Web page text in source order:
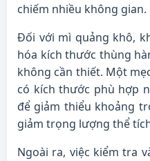
chiếm nhiều không gian.
Đối với mì quảng khô,
hóa kích thước thùng
không cần thiết. Một
có kích thước phù hợp
để giảm thiểu khoảng
giảm trọng lượng thể
Ngoài ra, việc kiểm tra